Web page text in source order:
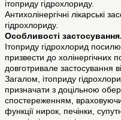
ітоприду гідрохлориду.
Антихолінергічні лікарські
гідрохлориду.
Особливості застосування.
Ітоприду гідрохлорид
призвести до холінергічних
довготривале застосування
Загалом, ітоприду
призначати з доцільною
спостереженням,
функції нирок, печінки,